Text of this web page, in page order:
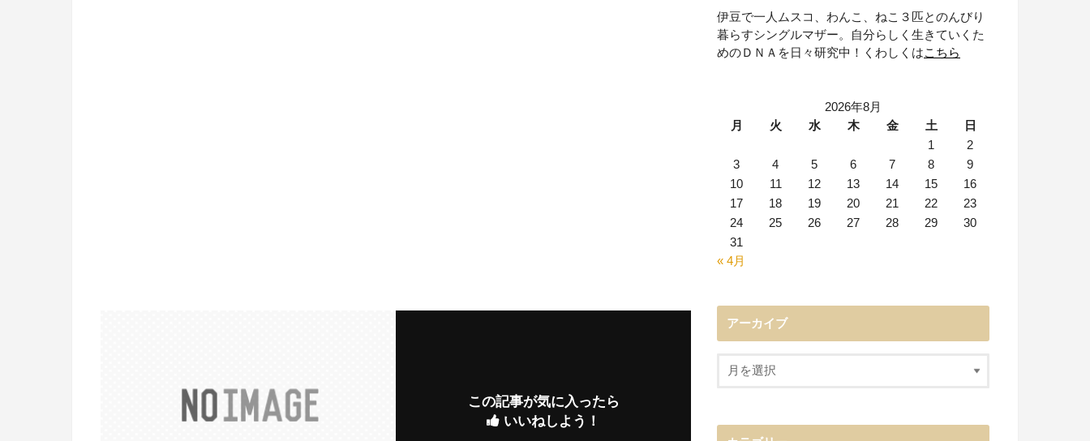
この記事が気に入ったら
いいねしよう！
伊豆で一人ムスコ、わんこ、ねこ３匹とのんびり
暮らすシングルマザー。自分らしく生きていくた
めのＤＮＡを日々研究中！くわしくはこちら
2026年8月
月
火 水 木 金 土
日
1
2
3
4 5 6 7 8
9
10
11 12 13 14 15
16
17
18 19 20 21 22
23
24
25 26 27 28 29
30
31
« 4月
アーカイブ